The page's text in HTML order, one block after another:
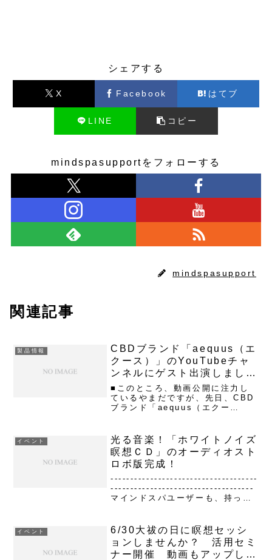
シェアする
X Facebook はてブ
LINE コピー
mindspasupportをフォローする
mindspasupport
関連記事
製品情報
CBDブランド「aequus（エ
クース）」のYouTubeチャ
ンネルにゲスト出演しまし
た。
■このところ、動画公開に注力し
ているやまだですが、先日、CBD
ブランド「aequus（エクー
の兼坂さんと様々な話題で対談し
てきました。＊ブレインマシンの
理論とトラディショナル...
イベント
光る音楽！「ホワイトノイズ
瞑想ＣＤ」のオーディオスト
ロボ版完成！
-------------------------------------
------------------------------------
マインドスパユーザーも、持って
ロ...
イベント
6/30大祓の日に瞑想セッシ
ョンしませんか？ 活用セミ
ナー開催 動画もアップしま